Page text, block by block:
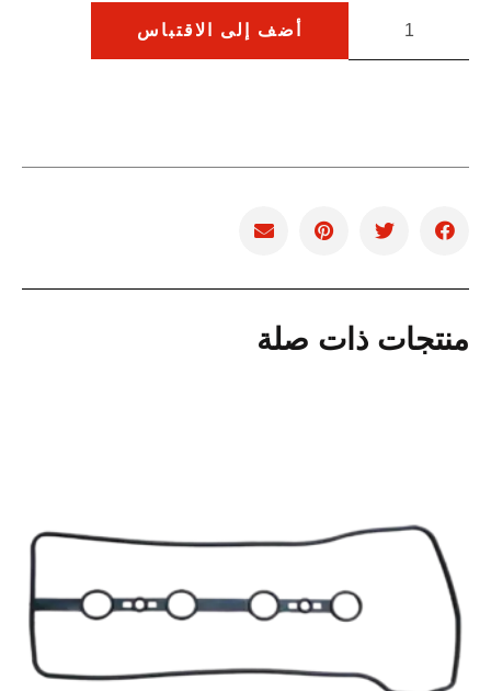
أضف إلى الاقتباس
منتجات ذات صلة